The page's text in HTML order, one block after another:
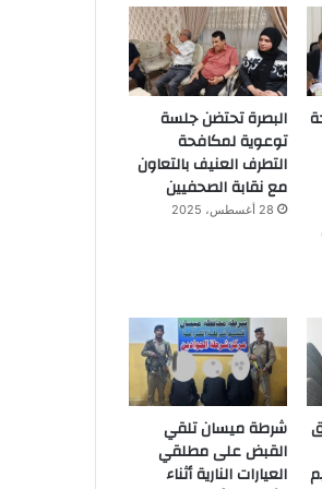
البصرة تحتضن جلسة
توعوية لمكافحة
التطرف العنيف بالتعاون
مع نقابة الصحفيين
28 أغسطس، 2025
شرطة ميسان تلقي
القبض على مطلقي
العيارات النارية أثناء